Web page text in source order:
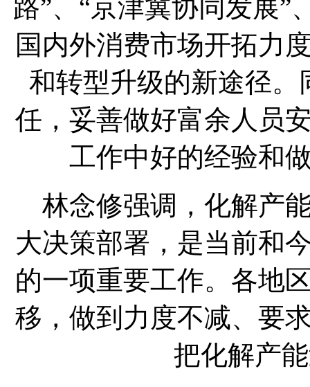
路”、“京津冀协同发展”
国内外消费市场开拓力
和转型升级的新途径
任，妥善做好富余人员
工作中好的经验和
林念修强调，化解产
大决策部署，是当前和
的一项重要工作。各地
移，做到力度不减、要
把化解产